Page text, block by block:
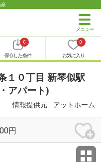
産
0
保存した条件
0
お気に入り
１０丁目 新琴似駅
アパート)
情報提供元 アットホーム
円